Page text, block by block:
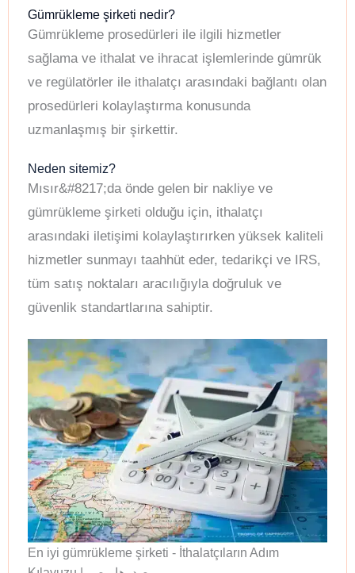
Gümrükleme şirketi nedir?
Gümrükleme prosedürleri ile ilgili hizmetler
sağlama ve ithalat ve ihracat işlemlerinde gümrük
ve regülatörler ile ithalatçı arasındaki bağlantı olan
prosedürleri kolaylaştırma konusunda
uzmanlaşmış bir şirkettir.
Neden sitemiz?
Mısır&#8217;da önde gelen bir nakliye ve
gümrükleme şirketi olduğu için, ithalatçı
arasındaki iletişimi kolaylaştırırken yüksek kaliteli
hizmetler sunmayı taahhüt eder, tedarikçi ve IRS,
tüm satış noktaları aracılığıyla doğruluk ve
güvenlik standartlarına sahiptir.
En iyi gümrükleme şirketi - İthalatçıların Adım